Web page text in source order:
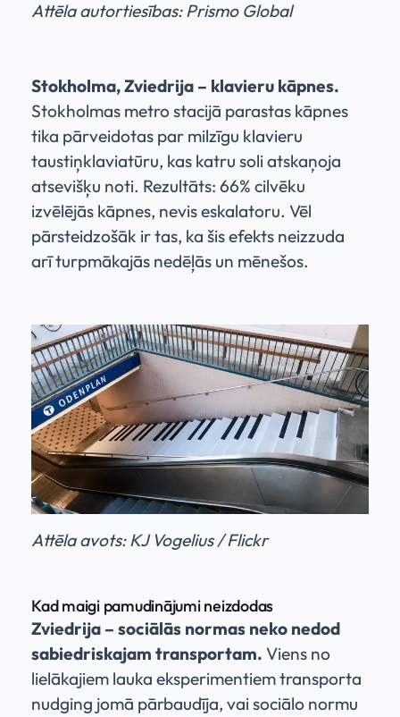
Attēla autortiesības: Prismo Global
Stokholma, Zviedrija – klavieru kāpnes.
Stokholmas metro stacijā parastas kāpnes
tika pārveidotas par milzīgu klavieru
taustiņklaviatūru, kas katru soli atskaņoja
atsevišķu noti. Rezultāts: 66% cilvēku
izvēlējās kāpnes, nevis eskalatoru. Vēl
pārsteidzošāk ir tas, ka šis efekts neizzuda
arī turpmākajās nedēļās un mēnešos.
Attēla avots: KJ Vogelius / Flickr
Kad maigi pamudinājumi neizdodas
Zviedrija – sociālās normas neko nedod
sabiedriskajam transportam. Viens no
lielākajiem lauka eksperimentiem transporta
nudging jomā pārbaudīja, vai sociālo normu